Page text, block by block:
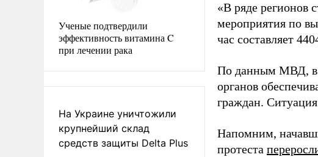
Ученые подтвердили
эффективность витамина C
при лечении рака
На Украине уничтожили
крупнейший склад
средств защиты Delta Plus
«В ряде регионов
мероприятия по
час составляет
По данным МВД, в
органов
граждан.
Напомним,
протеста